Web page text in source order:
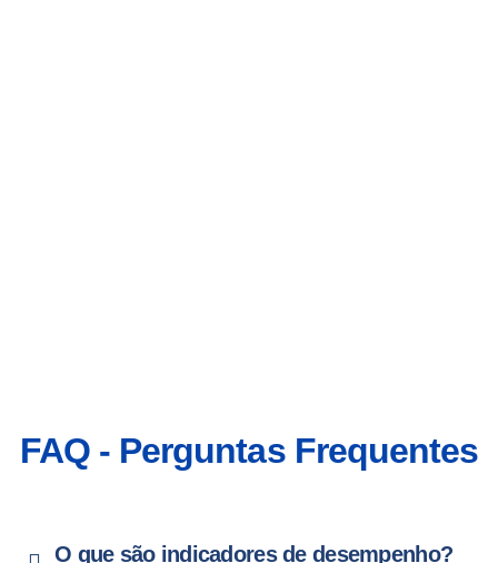
FAQ - Perguntas Frequentes
O que são indicadores de desempenho?